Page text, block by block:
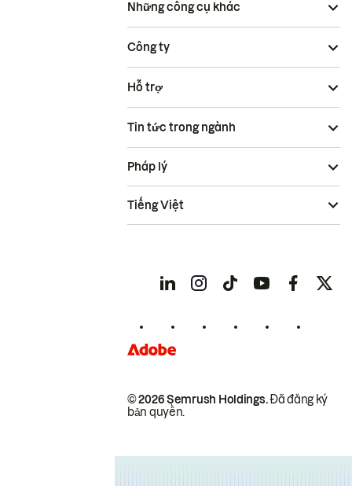
Những công cụ khác
Công ty
Hỗ trợ
Tin tức trong ngành
© 2026 Semrush Holdings.Đã đăng ký
bản quyền.
Pháp lý
Tiếng Việt